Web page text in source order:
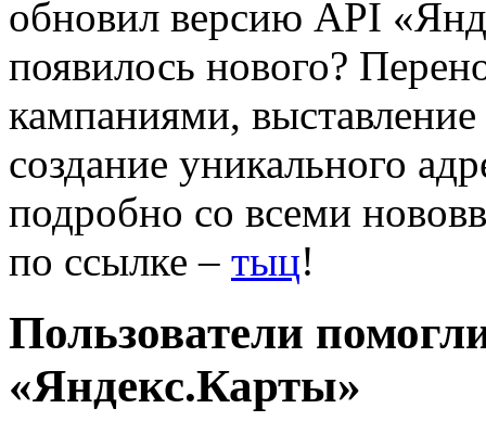
обновил версию API
появилось нового?
кампаниями,
создание уникального
подробно со всеми
по ссылке – тыц!
Пользователи
«Яндекс.Карты»